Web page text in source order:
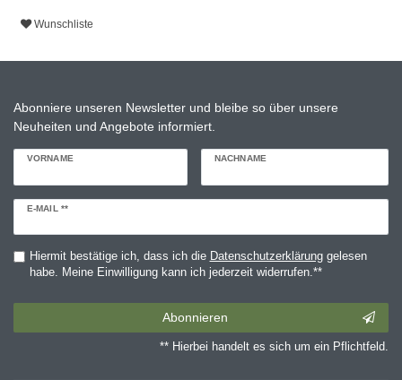
Wunschliste
Abonniere unseren Newsletter und bleibe so über unsere
Neuheiten und Angebote informiert.
VORNAME NACHNAME
E-MAIL **
Newsletter
Hiermit bestätige ich, dass ich die Daten­schutz­erklärunggelesen
habe. Meine Einwilligung kann ich jederzeit widerrufen.**
Abonnieren
** Hierbei handelt es sich um ein Pflichtfeld.